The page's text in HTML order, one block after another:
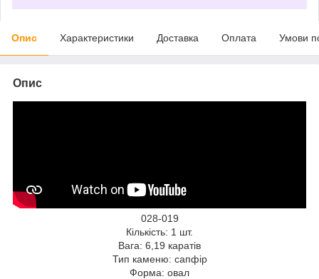
Опис Характеристики Доставка Оплата Умови
Опис
028-019
Кількість: 1 шт.
Вага: 6,19 каратів
Тип каменю: сапфір
Форма: овал